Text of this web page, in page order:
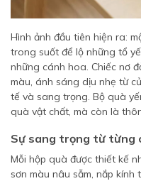
Hình ảnh đầu tiên hiện ra:
trong suốt để lộ những tổ
những cánh hoa. Chiếc nơ
màu, ánh sáng dịu nhẹ từ
tế và sang trọng. Bộ quà
quà vật chất, mà còn là
Sự sang trọng từ từng
Mỗi hộp quà được thiết kế
sơn màu nâu sẫm, nắp